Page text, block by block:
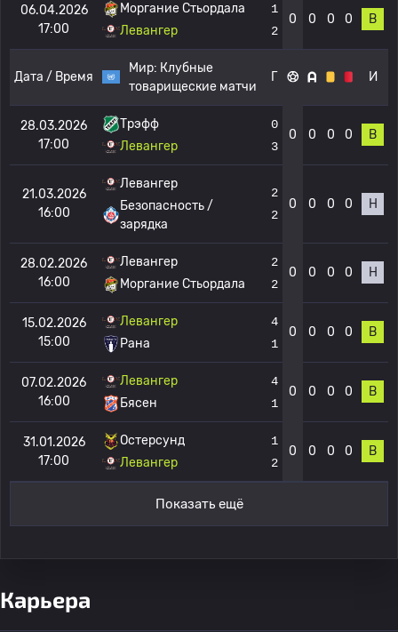
06.04.2026
17:00
Моргание Стьордала
Левангер
1
2
0 0 0 0 В
Дата / Время
Мир: Клубные
товарищеские матчи
Г И
28.03.2026
17:00
Трэфф
Левангер
0
3
0 0 0 0 В
21.03.2026
16:00
Левангер
Безопасность /
зарядка
2
2
0 0 0 0 Н
28.02.2026
16:00
Левангер
Моргание Стьордала
2
2
0 0 0 0 Н
15.02.2026
15:00
Левангер
Рана
4
1
0 0 0 0 В
07.02.2026
16:00
Левангер
Бясен
4
1
0 0 0 0 В
31.01.2026
17:00
Остерсунд
Левангер
1
2
0 0 0 0 В
Показать ещё
Карьера